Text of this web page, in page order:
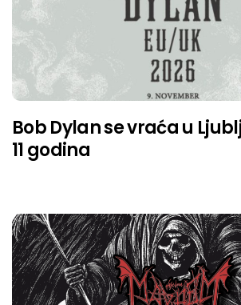
Bob Dylan se vraća u
11 godina